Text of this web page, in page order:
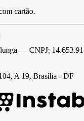
cartão.
— CNPJ:
A 19, Brasília - DF